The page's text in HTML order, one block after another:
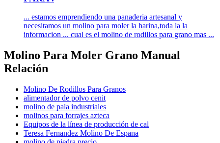
... estamos emprendiendo una panaderia artesanal y
necesitamos un molino para moler la harina,toda la la
informacion ... cual es el molino de rodillos para grano mas ...
Molino Para Moler Grano Manual
Relación
Molino De Rodillos Para Granos
alimentador de polvo cenit
molino de pala industriales
molinos para forrajes azteca
Equipos de la línea de producción de cal
Teresa Fernandez Molino De Espana